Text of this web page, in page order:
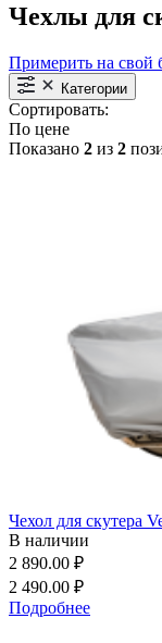
Чехлы для
Примерить на свой
Категории
Сортировать:
По цене
Показано 2 из 2
Чехол для скутера
В наличии
2 890.00 ₽
2 490.00 ₽
Подробнее